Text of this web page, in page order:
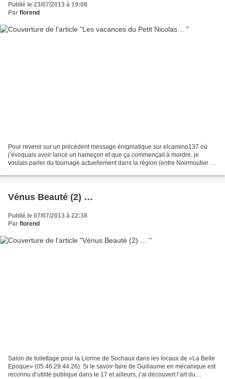
Publié le 23/07/2013 à 19:08
Par florend
Pour revenir sur un précédent message énigmatique sur elcamino137 où
j’évoquais avoir lancé un hameçon et que ça commençait à mordre, je
voulais parler du tournage actuellement dans la région (entre Noirmoutier et
Vénus Beauté (2) …
Publié le 07/07/2013 à 22:38
Par florend
Salon de toilettage pour la Lionne de Sochaux dans les locaux de «La Belle
Epoque» (05.46.29.44.26). Si le savoir-faire de Guillaume en mécanique est
reconnu d’utilité publique dans le 17 et ailleurs, j’ai découvert l’art du